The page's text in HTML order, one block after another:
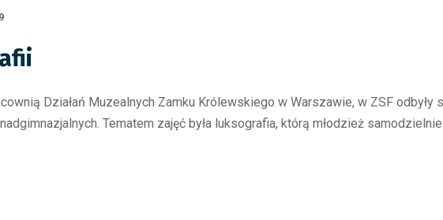
Działań Muzealnych Zamku Królewskiego w Warszawie, w ZSF
Tematem zajęć była luksografia, którą młodzież